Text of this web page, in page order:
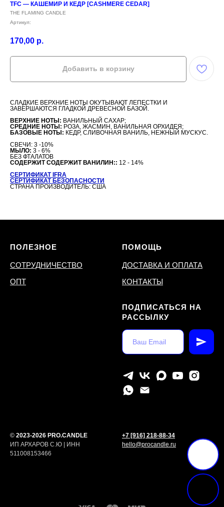
TFC — КАШЕМИР И КЕДР [CASHMERE CEDAR]
THE FLAMING CANDLE
Артикул:
170,00 р.
Добавить в корзину
СЛАДКИЕ ВЕРХНИЕ НОТЫ ОКУТЫВАЮТ ЛЕПЕСТКИ И
ЗАВЕРШАЮТСЯ ГЛАДКОЙ ДРЕВЕСНОЙ БАЗОЙ.
ВЕРХНИЕ НОТЫ: ВАНИЛЬНЫЙ САХАР;
СРЕДНИЕ НОТЫ: РОЗА, ЖАСМИН, ВАНИЛЬНАЯ ОРХИДЕЯ;
БАЗОВЫЕ НОТЫ: КЕДР, СЛИВОЧНАЯ ВАНИЛЬ, НЕЖНЫЙ МУСКУС.
СВЕЧИ: 3 -10%
МЫЛО: 3 - 6%
БЕЗ ФТАЛАТОВ
СОДЕРЖИТСОДЕРЖИТ ВАНИЛИН:: 12 - 14%
СЕРТИФИКАТ IFRA
СЕРТИФИКАТ БЕЗОПАСНОСТИ
СТРАНА ПРОИЗВОДИТЕЛЬ: США
ПОЛЕЗНОЕ
СОТРУДНИЧЕСТВО
ОПТ
ПОМОЩЬ
ДОСТАВКА И ОПЛАТА
КОНТАКТЫ
ПОДПИСАТЬСЯ НА
РАССЫЛКУ
© 2023-2026 PRO.CANDLE
ИП АРХАРОВ С.Ю | ИНН
511008153466
+7 [916] 218-88-34
hello@procandle.ru